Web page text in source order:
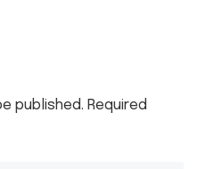
published. Required